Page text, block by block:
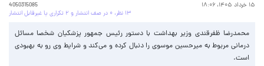
۱۵ خرداد ۱۴۰۵، ۱۸:۰۶
4050315085
۱۳ نظر، ۰ در صف انتشار و ۲ تکراری یا غیرقابل انتشار
محمدرضا ظفرقندی وزیر بهداشت با دستور رئیس جمهور پزشکیان شخصا مسائل
درمانی مربوط به میرحسین موسوی را دنبال کرده و می‌کند و شرایط وی رو به بهبودی
است.